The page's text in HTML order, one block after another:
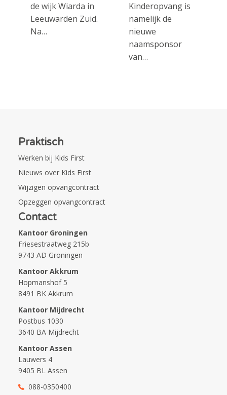
de wijk Wiarda in
Leeuwarden Zuid.
Na…
Kinderopvang is
namelijk de
nieuwe
naamsponsor
van…
Praktisch
Werken bij Kids First
Nieuws over Kids First
Wijzigen opvangcontract
Opzeggen opvangcontract
Contact
Kantoor Groningen
Friesestraatweg 215b
9743 AD Groningen
Kantoor Akkrum
Hopmanshof 5
8491 BK Akkrum
Kantoor Mijdrecht
Postbus 1030
3640 BA Mijdrecht
Kantoor Assen
Lauwers 4
9405 BL Assen
088-0350400